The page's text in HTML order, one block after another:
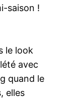
saison !
le look
avec
quand le
elles